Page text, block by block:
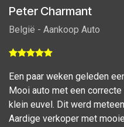
Peter Charmant
België - Aankoop Auto
Een paar weken geleden
Mooi auto met een
klein euvel. Dit werd
Aardige verkoper met